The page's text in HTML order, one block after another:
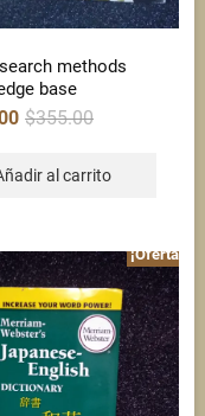
methods
base
$355.00Original
Current
al carrito
¡Oferta!